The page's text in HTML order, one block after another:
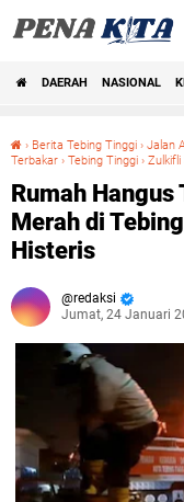
DAERAH NASIONAL
› Berita Tebing Tinggi › Jalan
Terbakar › Tebing Tinggi › Zulkifli
Rumah
Merah di
Histeris
redaksi
Jumat, 24 Januari